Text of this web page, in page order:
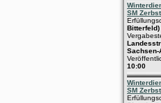
SM
Bitterfeld)
Sachsen-
10:00
SM